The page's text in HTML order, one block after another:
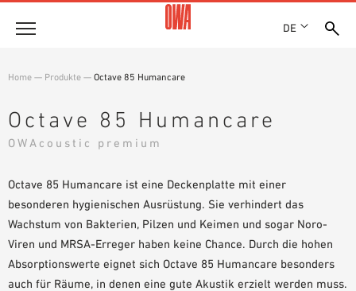
DE
AUSZEICHNUNGEN
STANDORTE
OWA GREEN CIRCLE
OWA-PLUS
PRESSE
SHOWROOM 7TH FLOOR
Produkte
PRODUKTÜBERSICHT
TECHNISCHE SUCHE
FUNKTIONEN
EINSATZGEBIETE
Referenzen
Service
Home — Produkte — Octave 85 Humancare
Octave 85 Humancare
OWAcoustic premium
Octave 85 Humancare ist eine Deckenplatte mit einer
besonderen hygienischen Ausrüstung. Sie verhindert das
Wachstum von Bakterien, Pilzen und Keimen und sogar Noro-
Viren und MRSA-Erreger haben keine Chance. Durch die hohen
Absorptionswerte eignet sich Octave 85 Humancare besonders
auch für Räume, in denen eine gute Akustik erzielt werden muss.